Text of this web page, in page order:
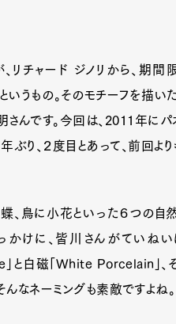
リチャード ジノリから、期
うもの。そのモチーフを描い
んです。今回は、2011年にパ
、２度目とあって、前回より
鳥に小花といった６つの自然
けに、皆川さんがていねい
」と白磁「White Porcelain」、
なネーミングも素敵ですよね。